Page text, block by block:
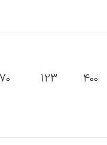
400
123
70